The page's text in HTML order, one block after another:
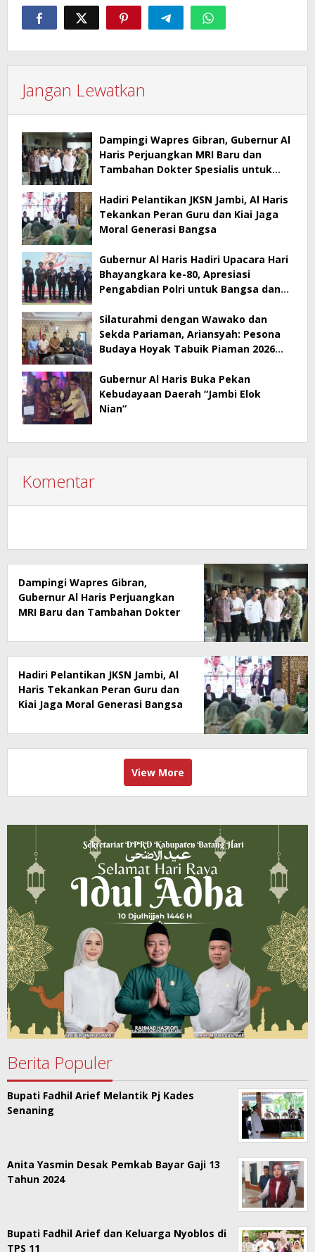
Jangan Lewatkan
Dampingi Wapres Gibran, Gubernur Al
Haris Perjuangkan MRI Baru dan
Tambahan Dokter Spesialis untuk
Hadiri Pelantikan JKSN Jambi, Al Haris
Tekankan Peran Guru dan Kiai Jaga
Moral Generasi Bangsa
Gubernur Al Haris Hadiri Upacara Hari
Bhayangkara ke-80, Apresiasi
Pengabdian Polri untuk Bangsa dan
Silaturahmi dengan Wawako dan
Sekda Pariaman, Ariansyah: Pesona
Budaya Hoyak Tabuik Piaman 2026
Gubernur Al Haris Buka Pekan
Kebudayaan Daerah “Jambi Elok
Nian”
Komentar
Dampingi Wapres Gibran,
Gubernur Al Haris Perjuangkan
MRI Baru dan Tambahan Dokter
Mattaher
Hadiri Pelantikan JKSN Jambi, Al
Haris Tekankan Peran Guru dan
Kiai Jaga Moral Generasi Bangsa
View More
Berita Populer
Bupati Fadhil Arief Melantik Pj Kades
Senaning
Anita Yasmin Desak Pemkab Bayar Gaji 13
Tahun 2024
Bupati Fadhil Arief dan Keluarga Nyoblos di
TPS 11